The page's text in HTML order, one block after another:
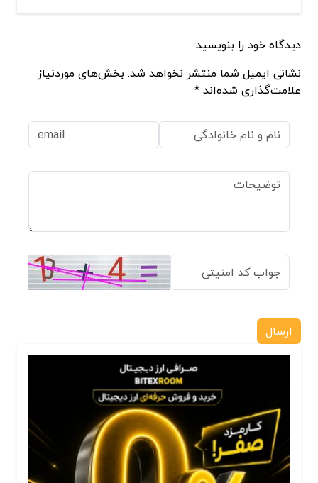
دیدگاه خود را بنویسید
نشانی ایمیل شما منتشر نخواهد شد. بخش‌های موردنیاز
علامت‌گذاری شده‌اند *
ارسال